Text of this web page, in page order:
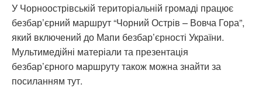
У Чорноострівській територіальній громаді працює
безбар’єрний маршрут “Чорний Острів – Вовча Гора”,
який включений до Мапи безбар’єрності України.
Мультимедійні матеріали та презентація
безбар’єрного маршруту також можна знайти за
посиланням тут.